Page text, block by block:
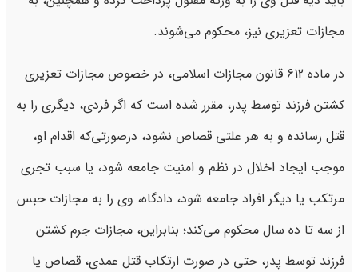
مجازات تعزیری نیز، محکوم می‌شوند.
در ماده 612 قانون مجازات اسلامی، در خصوص مجازات تعزیری
کشتن فرزند توسط پدر، مقرر شده است که اگر فردی، دیگری را به
قتل رسانده و به هر علتی قصاص نشود، درصورتی‌که اقدام او،
موجب ایجاد اخلال در نظم و امنیت جامعه شود، یا سبب تجری
مرتکب یا دیگر افراد جامعه شود، دادگاه، وی را به مجازات حبس
از سه تا ده سال محکوم می‌کند؛ بنابراین، مجازات جرم کشتن
فرزند توسط پدر، حتی در صورت ارتکاب قتل عمدی، قصاص یا